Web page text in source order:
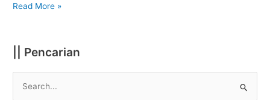
Read More »
|| Pencarian